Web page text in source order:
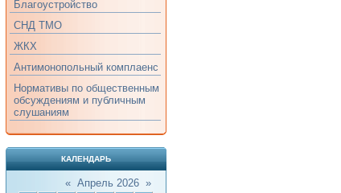
Благоустройство
СНД ТМО
ЖКХ
Антимонопольный комплаенс
Нормативы по общественным
обсуждениям и публичным
слушаниям
КАЛЕНДАРЬ
« Апрель 2026 »